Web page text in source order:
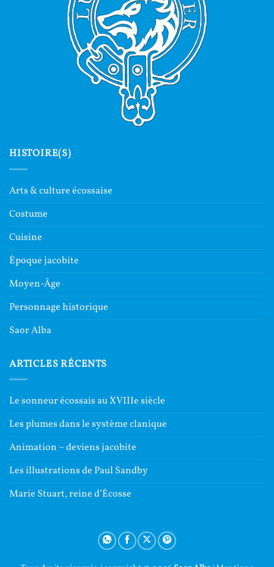
HISTOIRE(S)
Arts & culture écossaise
Costume
Cuisine
Époque jacobite
Moyen-Âge
Personnage historique
Saor Alba
ARTICLES RÉCENTS
Le sonneur écossais au XVIIIe siècle
Les plumes dans le système clanique
Animation – deviens jacobite
Les illustrations de Paul Sandby
Marie Stuart, reine d’Écosse